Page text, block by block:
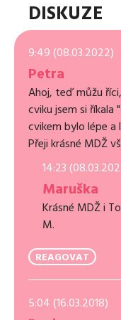
DISKUZE
9:49 (08.03.2022)
Petra
Ahoj, teď můžu
cviku jsem si říkala
cvikem bylo lépe a
Přeji krásné MDŽ
14:23
Maruška
Krásné MDŽ i
M.
REAGOVAT
5:04 (16.03.2018)